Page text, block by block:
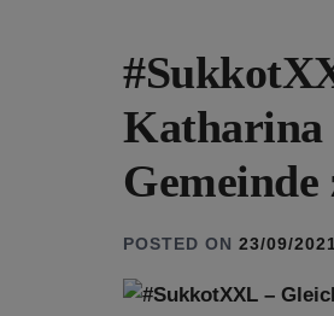
Katharina
POSTED ON 23/09/2021